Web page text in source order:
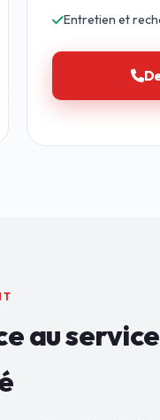
Entretien et
au